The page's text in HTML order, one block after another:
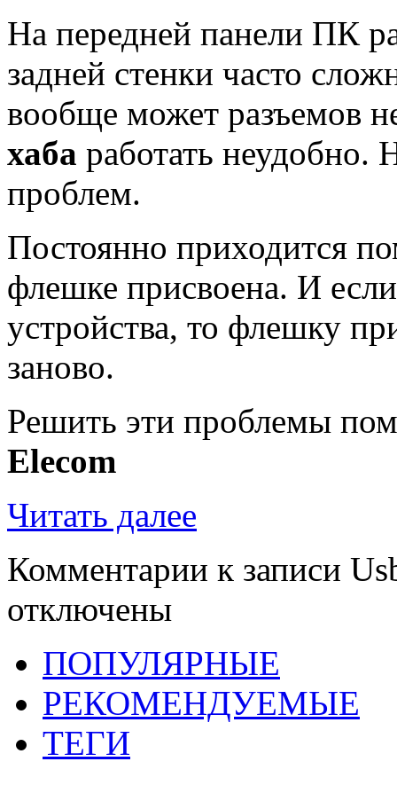
На передней панели ПК
задней стенки часто
вообще может разъемов
хаба работать неудобно.
проблем.
Постоянно приходится
флешке присвоена. И
устройства, то флешку
заново.
Решить эти проблемы
Elecom
Читать далее
Комментарии к записи
отключены
ПОПУЛЯРНЫЕ
РЕКОМЕНДУЕМЫЕ
ТЕГИ